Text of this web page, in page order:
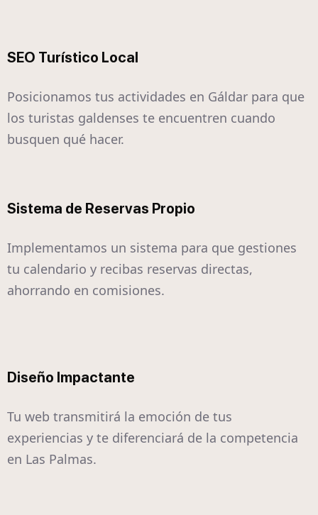
SEO Turístico Local
Posicionamos tus actividades en Gáldar para que
los turistas galdenses te encuentren cuando
busquen qué hacer.
Sistema de Reservas Propio
Implementamos un sistema para que gestiones
tu calendario y recibas reservas directas,
ahorrando en comisiones.
Diseño Impactante
Tu web transmitirá la emoción de tus
experiencias y te diferenciará de la competencia
en Las Palmas.